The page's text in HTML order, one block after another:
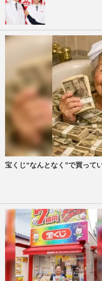
宝くじ“なんとなく”で買って